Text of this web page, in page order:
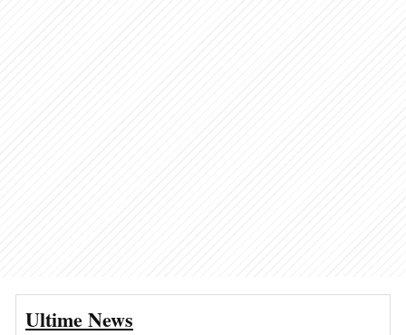
Ultime News